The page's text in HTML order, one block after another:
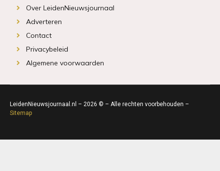
Over LeidenNieuwsjournaal
Adverteren
Contact
Privacybeleid
Algemene voorwaarden
LeidenNieuwsjournaal.nl – 2026 © – Alle rechten voorbehouden –
Sitemap